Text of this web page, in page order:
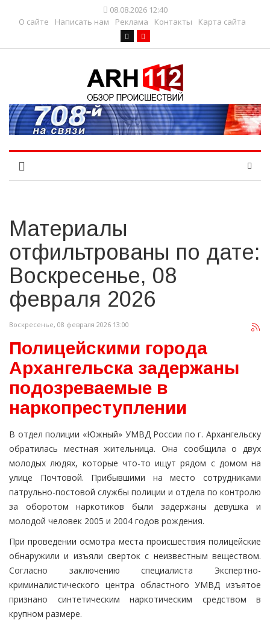
08.08.2026 12:40
О сайте
Написать нам Реклама Контакты Карта сайта
Материалы
отфильтрованы по дате:
Воскресенье, 08
февраля 2026
Воскресенье, 08 февраля 2026 13:00
Полицейскими города
Архангельска задержаны
подозреваемые в
наркопреступлении
В отдел полиции «Южный» УМВД России по г. Архангельску
обратилась местная жительница. Она сообщила о двух
молодых людях, которые что-то ищут рядом с домом на
улице Почтовой. Прибывшими на место сотрудниками
патрульно-постовой службы полиции и отдела по контролю
за оборотом наркотиков были задержаны девушка и
молодой человек 2005 и 2004 годов рождения.
При проведении осмотра места происшествия полицейские
обнаружили и изъяли сверток с неизвестным веществом.
Согласно заключению специалиста Экспертно-
криминалистического центра областного УМВД изъятое
признано синтетическим наркотическим средством в
крупном размере.